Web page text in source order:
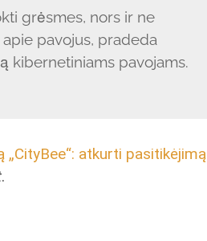
grėsmes, nors ir ne
pavojus, pradeda
kibernetiniams pavojams.
atkurti pasitikėjimą
.